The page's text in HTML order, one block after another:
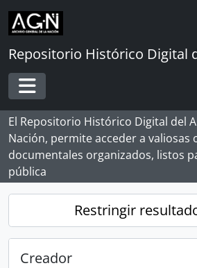
Skip to main content
Repositorio Histórico Digital
Toggle navigation
El Repositorio Histórico Digital del
Nación, permite acceder a valiosas
documentales organizados, listos
pública
Restringir
Creador